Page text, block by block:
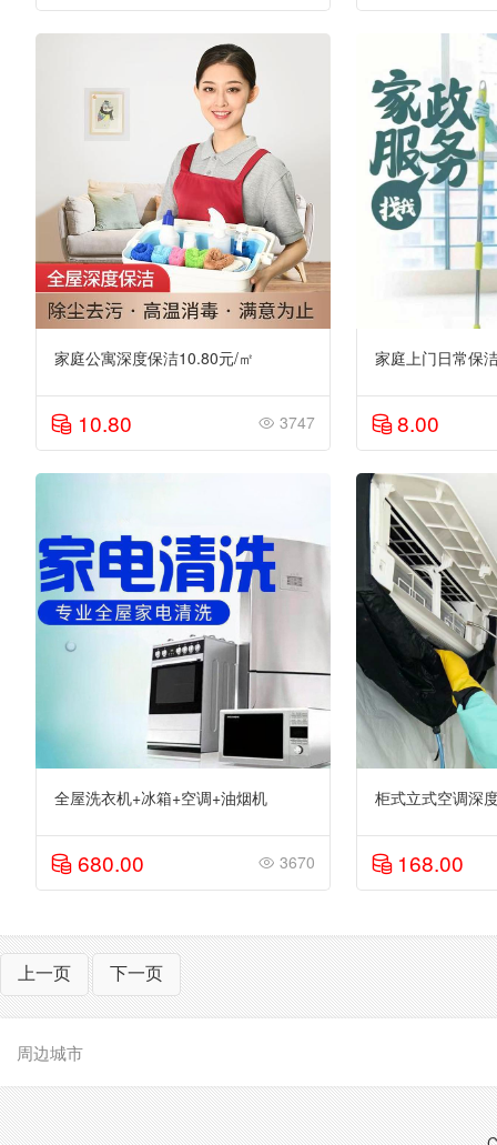
家庭公寓深度保洁10.80元/㎡
10.80 3747
家庭上门日常保
8.00
全屋洗衣机+冰箱+空调+油烟机
680.00 3670
柜式立式空调深
168.00
上一页 下一页
周边城市